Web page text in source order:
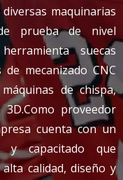
maquinarias
prueba de nivel
suecas
mecanizado CNC
de chispa,
proveedor
cuenta con un
y capacitado que
calidad, diseño y